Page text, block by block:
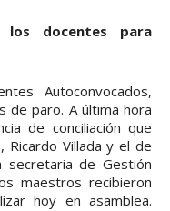
los docentes para
Autoconvocados,
de paro. A última hora
de conciliación que
Villada y el de
secretaria de Gestión
maestros recibieron
hoy en asamblea.